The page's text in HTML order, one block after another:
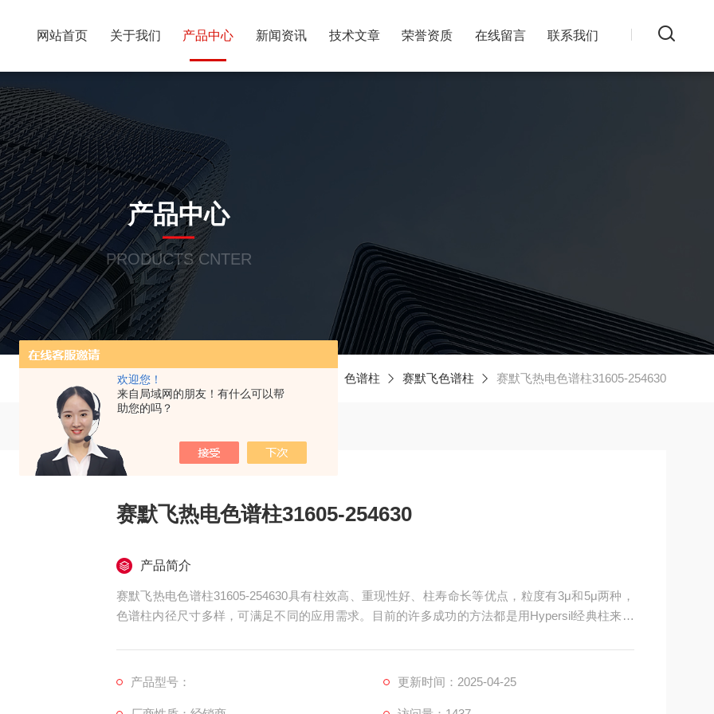
欢迎您！
来自局域网的朋友！有什么可以帮
助您的吗？
网站首页 关于我们 产品中心 新闻资讯 技术文章 荣誉资质 在线留言 联系我们
产品中心
PRODUCTS CNTER
色谱柱 赛默飞色谱柱 赛默飞热电色谱柱31605-254630
赛默飞热电色谱柱31605-254630
产品简介
赛默飞热电色谱柱31605-254630具有柱效高、重现性好、柱寿命长等优点，粒度有3μ和5μ两种，
色谱柱内径尺寸多样，可满足不同的应用需求。目前的许多成功的方法都是用Hypersil经典柱来分
产品型号：
更新时间：2025-04-25